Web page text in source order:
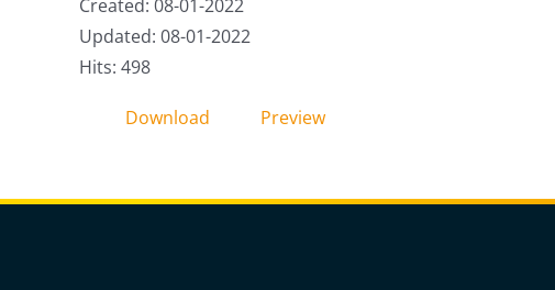
Created: 08-01-2022
Updated: 08-01-2022
Hits: 498
Download Preview